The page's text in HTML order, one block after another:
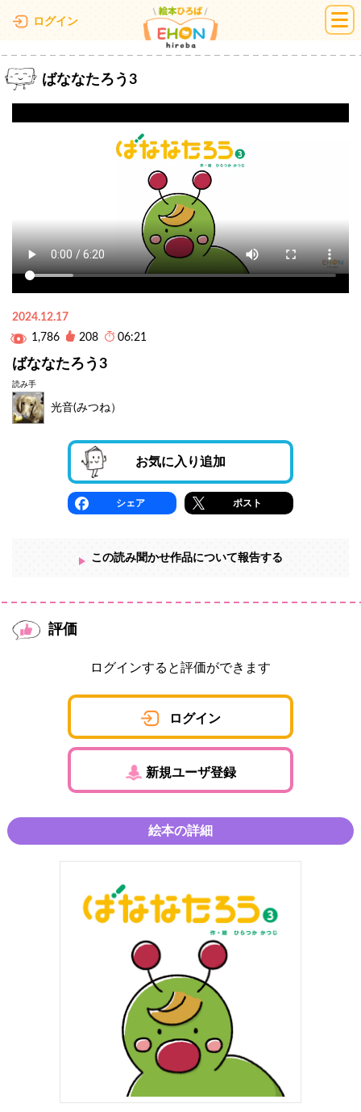
ログイン 絵本ひろば
ばななたろう3
2024.12.17
1,786
208 06:21
ばななたろう3
読み手
光音(みつね）
お気に入り追加
シェア ポスト
この読み聞かせ作品について報告する
評価
ログインすると評価ができます
ログイン
新規ユーザ登録
絵本の詳細